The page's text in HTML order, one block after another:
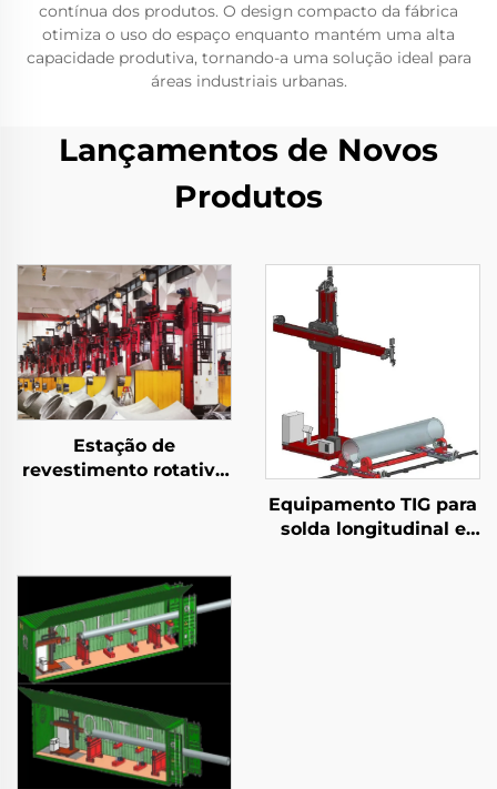
contínua dos produtos. O design compacto da fábrica
otimiza o uso do espaço enquanto mantém uma alta
capacidade produtiva, tornando-a uma solução ideal para
áreas industriais urbanas.
Lançamentos de Novos
Produtos
Estação de
revestimento rotativo
Equipamento TIG para
solda longitudinal e